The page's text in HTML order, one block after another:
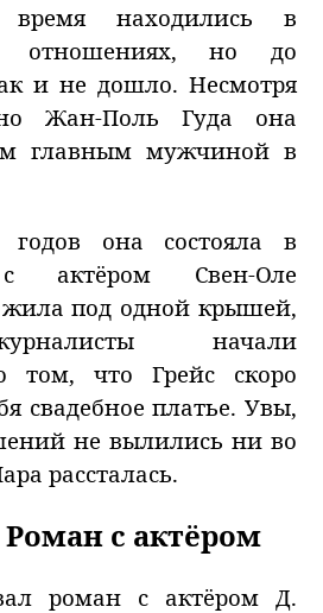
находились в
отношениях, но до
и не дошло. Несмотря
Жан-Поль Гуда она
главным мужчиной в
она состояла в
актёром Свен-Оле
жила под одной крышей,
начали
том, что Грейс скоро
свадебное платье. Увы,
не вылились ни во
рассталась.
Роман с актёром
роман с актёром Д.